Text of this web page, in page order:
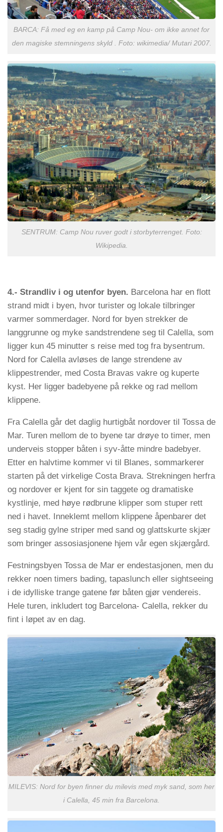
BARCA: Få med eg en kamp på Camp Nou- om ikke annet for
den magiske stemningens skyld . Foto: wikimedia/ Mutari 2007.
SENTRUM: Camp Nou ruver godt i storbyterrenget. Foto:
Wikipedia.
4.- Strandliv i og utenfor byen. Barcelona har en flott
strand midt i byen, hvor turister og lokale tilbringer
varmer sommerdager. Nord for byen strekker de
langgrunne og myke sandstrendene seg til Calella, som
ligger kun 45 minutter s reise med tog fra bysentrum.
Nord for Calella avløses de lange strendene av
klippestrender, med Costa Bravas vakre og kuperte
kyst. Her ligger badebyene på rekke og rad mellom
klippene.
Fra Calella går det daglig hurtigbåt nordover til Tossa de
Mar. Turen mellom de to byene tar drøye to timer, men
underveis stopper båten i syv-åtte mindre badebyer.
Etter en halvtime kommer vi til Blanes, sommarkerer
starten på det virkelige Costa Brava. Strekningen herfra
og nordover er kjent for sin taggete og dramatiske
kystlinje, med høye rødbrune klipper som stuper rett
ned i havet. Inneklemt mellom klippene åpenbarer det
seg stadig gylne striper med sand og glattskurte skjær
som bringer assosiasjonene hjem vår egen skjærgård.
Festningsbyen Tossa de Mar er endestasjonen, men du
rekker noen timers bading, tapaslunch eller sightseeing
i de idylliske trange gatene før båten gjør vendereis.
Hele turen, inkludert tog Barcelona- Calella, rekker du
fint i løpet av en dag.
MILEVIS: Nord for byen finner du milevis med myk sand, som her
i Calella, 45 min fra Barcelona.